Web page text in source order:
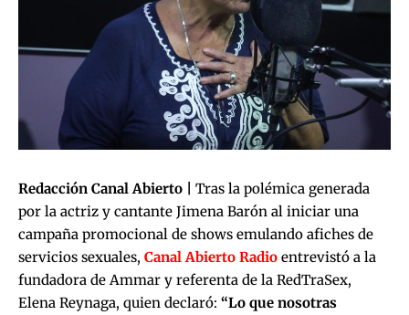
Redacción Canal Abierto |
Tras la polémica generada
por la actriz y cantante Jimena Barón al iniciar una
campaña promocional de shows emulando afiches de
servicios sexuales, Canal Abierto Radio entrevistó a la
fundadora de Ammar y referenta de la RedTraSex,
Elena Reynaga, quien declaró: “Lo que nosotras